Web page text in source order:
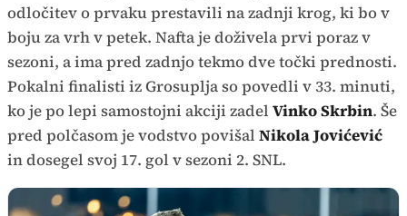
odločitev o prvaku prestavili na zadnji krog, ki bo v
boju za vrh v petek. Nafta je doživela prvi poraz v
sezoni, a ima pred zadnjo tekmo dve točki prednosti.
Pokalni finalisti iz Grosuplja so povedli v 33. minuti,
ko je po lepi samostojni akciji zadel Vinko Skrbin. Še
pred polčasom je vodstvo povišal Nikola Jovićević
in dosegel svoj 17. gol v sezoni 2. SNL.